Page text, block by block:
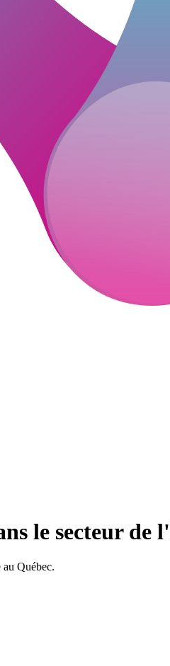
le secteur de
Québec.